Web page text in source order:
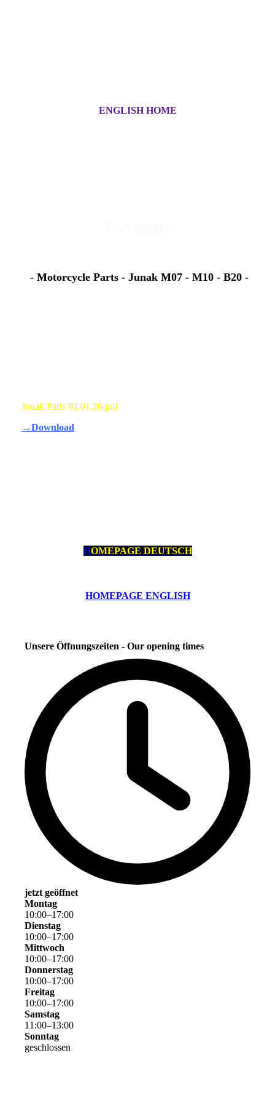
ENGLISH HOME
- Motorcycle Parts - Junak M07 - M10 - B20 -
Junak Parts 01.01.26.pdf
→Download
HOMEPAGE DEUTSCH
HOMEPAGE ENGLISH
Unsere Öffnungszeiten - Our opening times
jetzt geöffnet
Montag
10:00–17:00
Dienstag
10:00–17:00
Mittwoch
10:00–17:00
Donnerstag
10:00–17:00
Freitag
10:00–17:00
Samstag
11 :00–13:00
Sonntag
geschlossen